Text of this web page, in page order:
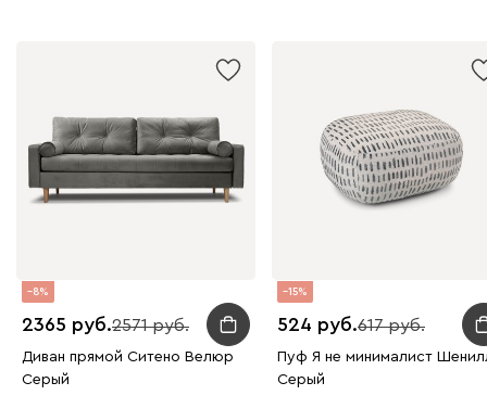
8
2365 2571
Диван прямой Ситено Велюр
Серый
15
524 617
Пуф Я не минималист
Серый